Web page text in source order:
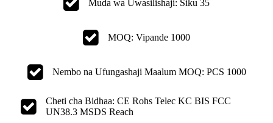
Muda wa Uwasilishaji: Siku 35
MOQ: Vipande 1000
Nembo na Ufungashaji Maalum MOQ: PCS 1000
Cheti cha Bidhaa: CE Rohs Telec KC BIS FCC
UN38.3 MSDS Reach